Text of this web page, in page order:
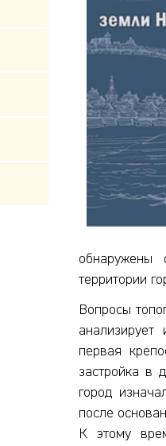
обнаружены
территории
Вопросы
анализирует
первая
застройка в
город
после
К этому